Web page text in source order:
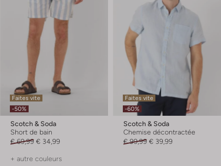
Faites vite
-50%
Scotch & Soda
Short de bain
€ 69,99 € 34,99
+ autre couleurs
Faites vite
-60%
Scotch & Soda
Chemise décontractée
€ 99,99 € 39,99